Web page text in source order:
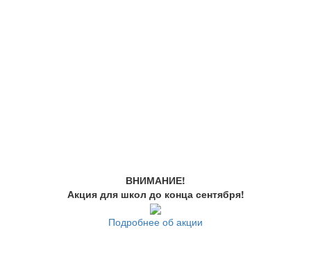
ВНИМАНИЕ!
Акция для школ до конца сентября!
Подробнее об акции